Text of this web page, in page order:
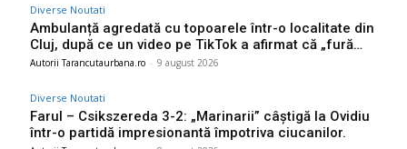
Diverse Noutati
Ambulanță agredată cu topoarele într-o localitate din
Cluj, după ce un video pe TikTok a afirmat că „fură…
Autorii Tarancutaurbana.ro - 9 august 2026
Diverse Noutati
Farul – Csikszereda 3-2: „Marinarii” câștigă la Ovidiu
într-o partidă impresionantă împotriva ciucanilor.